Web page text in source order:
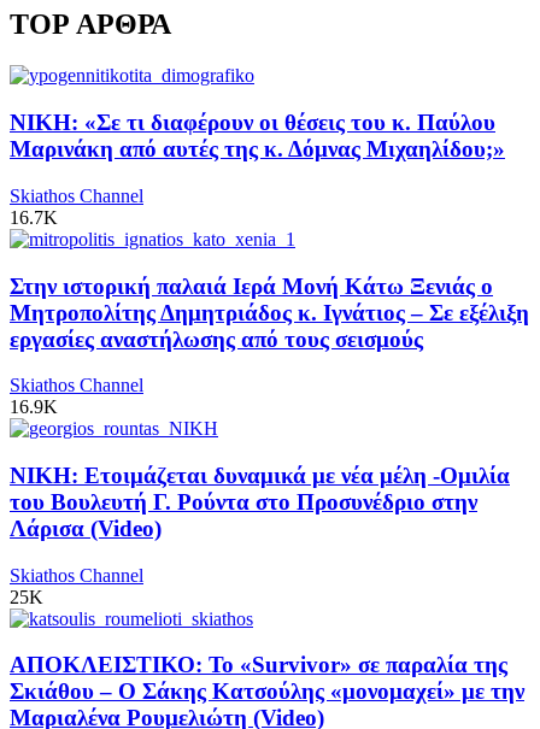
TOP ΑΡΘΡΑ
ΝΙΚΗ: «Σε τι διαφέρουν οι θέσεις του κ. Παύλου
Μαρινάκη από αυτές της κ. Δόμνας Μιχαηλίδου;»
Skiathos Channel
16.7K
Στην ιστορική παλαιά Ιερά Μονή Κάτω Ξενιάς ο
Μητροπολίτης Δημητριάδος κ. Ιγνάτιος – Σε εξέλιξη
εργασίες αναστήλωσης από τους σεισμούς
Skiathos Channel
16.9K
ΝΙΚΗ: Ετοιμάζεται δυναμικά με νέα μέλη -Ομιλία
του Βουλευτή Γ. Ρούντα στο Προσυνέδριο στην
Λάρισα (Video)
Skiathos Channel
25K
ΑΠΟΚΛΕΙΣΤΙΚΟ: Το «Survivor» σε παραλία της
Σκιάθου – Ο Σάκης Κατσούλης «μονομαχεί» με την
Μαριαλένα Ρουμελιώτη (Video)